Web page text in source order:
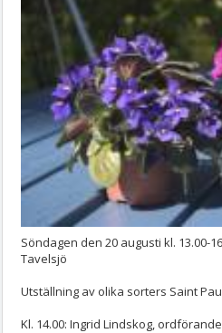
Söndagen den 20 augusti kl. 13.00-
Tavelsjö
Utställning av olika sorters Saint
Kl. 14.00: Ingrid Lindskog,